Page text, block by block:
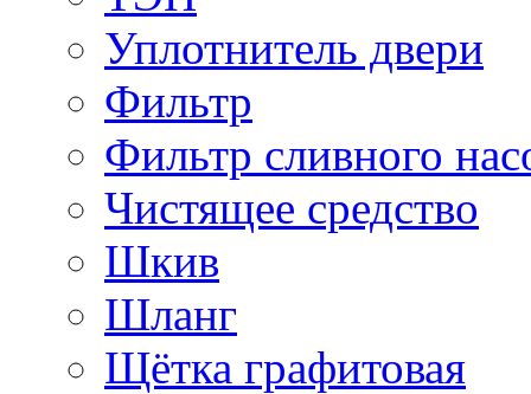
Уплотнитель двери
Фильтр
Фильтр сливного
Чистящее средство
Шкив
Шланг
Щётка графитовая